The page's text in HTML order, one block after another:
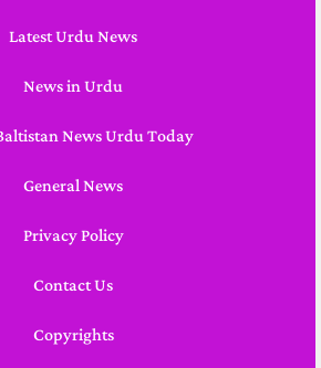
Latest Urdu News
News in Urdu
News Urdu Today
General News
Privacy Policy
Contact Us
Copyrights